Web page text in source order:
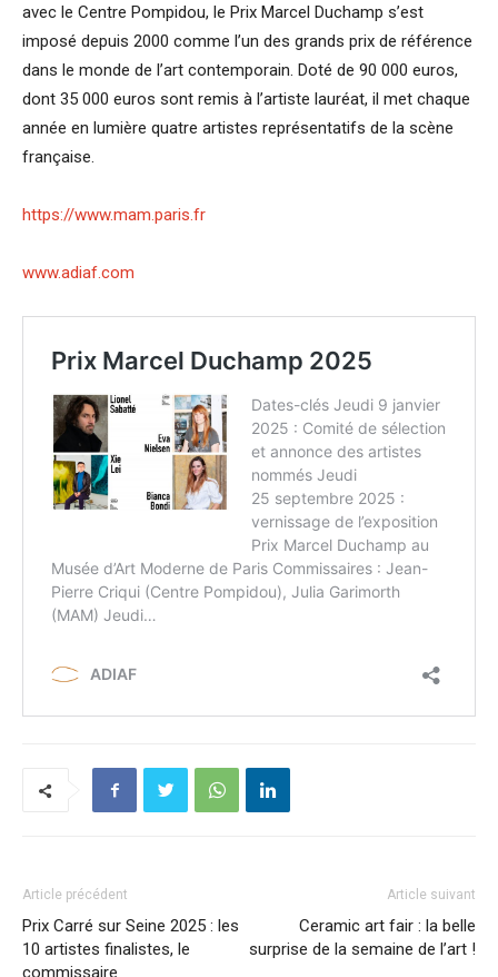
avec le Centre Pompidou, le Prix Marcel Duchamp s’est
imposé depuis 2000 comme l’un des grands prix de référence
dans le monde de l’art contemporain. Doté de 90 000 euros,
dont 35 000 euros sont remis à l’artiste lauréat, il met chaque
année en lumière quatre artistes représentatifs de la scène
française.
https://www.mam.paris.fr
www.adiaf.com
Article précédent
Prix Carré sur Seine 2025 : les
10 artistes finalistes, le
commissaire
Article suivant
Ceramic art fair : la belle
surprise de la semaine de l’art !